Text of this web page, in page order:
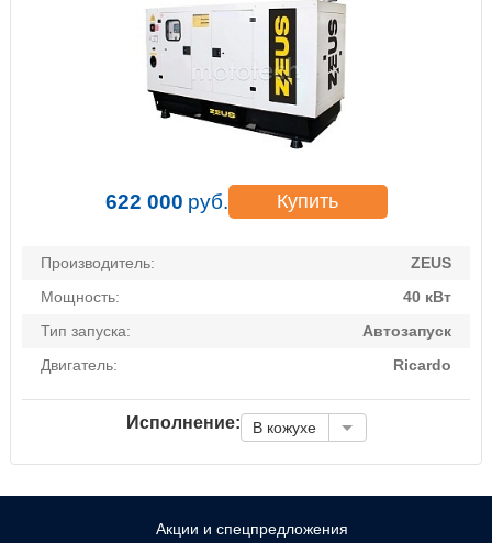
622 000 руб. Купить
Производитель:
ZEUS
Мощность:
40 кВт
Тип запуска:
Автозапуск
Двигатель:
Ricardo
Исполнение: В кожухе
Акции и спецпредложения